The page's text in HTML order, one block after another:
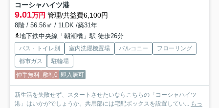
コーシャハイツ港
9.01万円 管理/共益費6,100円
8階 / 56.56㎡ / 1LDK /築31年
地下鉄中央線「朝潮橋」駅 徒歩26分
バス・トイレ別 室内洗濯機置場 バルコニー
フローリング
都市ガス
駐輪場
仲手無料 敷礼0 即入居可
新生活を失敗せず、スタートさせたいならこちらの「コーシャハイツ
港」はいかがでしょうか。共用部には宅配ボックスを設置してい... もっ